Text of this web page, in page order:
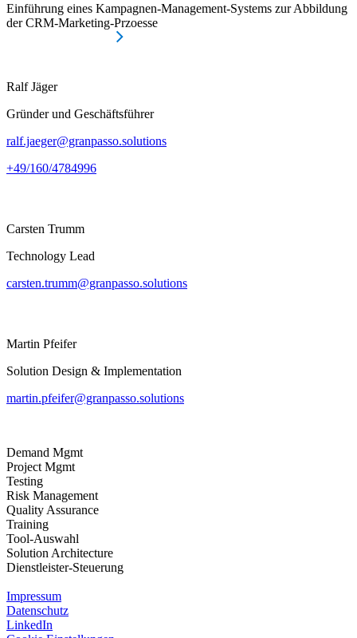
Einführung eines Kampagnen-Management-Systems zur Abbildung
der CRM-Marketing-Przoesse
Ralf Jäger
Gründer und Geschäftsführer
ralf.jaeger@granpasso.solutions
+49/160/4784996
Carsten Trumm
Technology Lead
carsten.trumm@granpasso.solutions
Martin Pfeifer
Solution Design & Implementation
martin.pfeifer@granpasso.solutions
Demand Mgmt
Project Mgmt
Testing
Risk Management
Quality Assurance
Training
Tool-Auswahl
Solution Architecture
Dienstleister-Steuerung
Impressum
Datenschutz
LinkedIn